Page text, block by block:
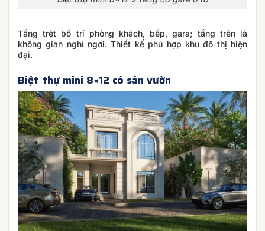
Tầng trệt bố trí phòng khách, bếp, gara; tầng trên là
không gian nghỉ ngơi. Thiết kế phù hợp khu đô thị hiện
đại.
Biệt thự mini 8×12 có sân vườn